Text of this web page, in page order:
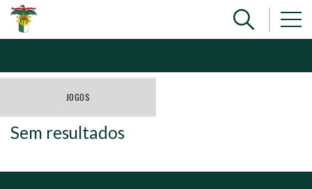
JOGOS
Sem resultados